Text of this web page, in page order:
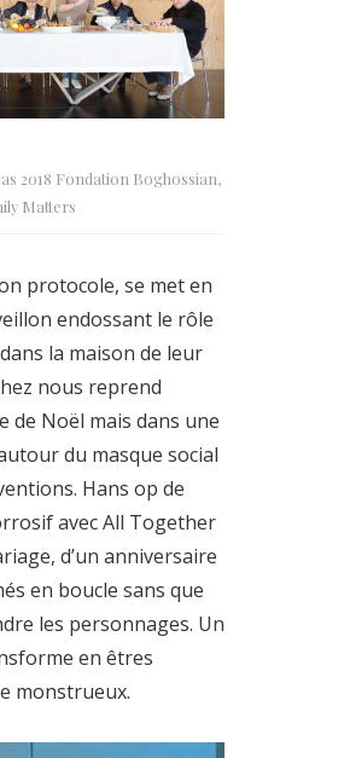
2018 Fondation Boghossian,
Matters
protocole, se met en
endossant le rôle
la maison de leur
nous reprend
de Noël mais dans une
du masque social
Hans op de
avec All Together
d’un anniversaire
en boucle sans que
les personnages. Un
en êtres
monstrueux.